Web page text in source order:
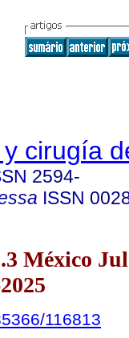
cirugía
2594-
ISSN
México
116813